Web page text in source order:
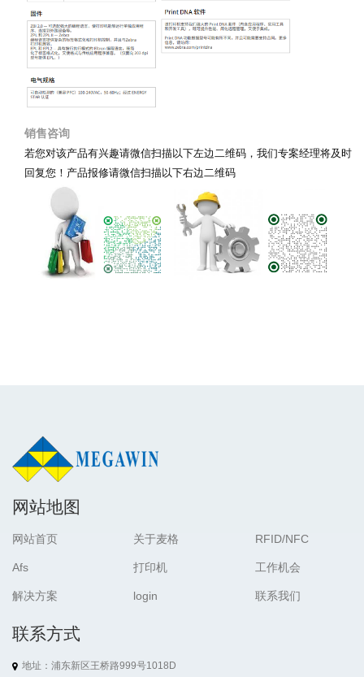
销售咨询
若您对该产品有兴趣请微信扫描以下左边二维码，我们专案经理将及时
回复您！产品报修请微信扫描以下右边二维码
网站地图
网站首页 关于麦格 RFID/NFC
Afs 打印机 工作机会
解决方案 login 联系我们
联系方式
地址：浦东新区王桥路999号1018D